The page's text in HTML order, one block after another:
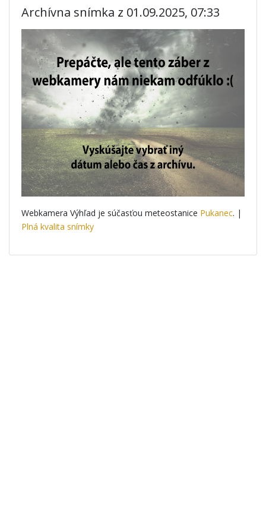
Archívna snímka z 01.09.2025, 07:33
Webkamera Výhľad je súčasťou meteostanice Pukanec. |
Plná kvalita snímky